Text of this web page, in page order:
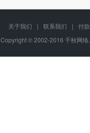
关于我们 | 联系我们 |
付
Copyright © 2002-2016 千秋网